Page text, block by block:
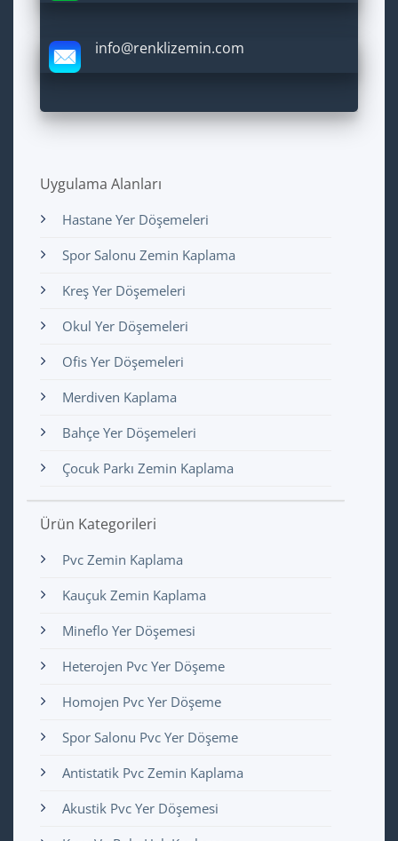
info@renklizemin.com
Uygulama Alanları
Hastane Yer Döşemeleri
Spor Salonu Zemin Kaplama
Kreş Yer Döşemeleri
Okul Yer Döşemeleri
Ofis Yer Döşemeleri
Merdiven Kaplama
Bahçe Yer Döşemeleri
Çocuk Parkı Zemin Kaplama
Ürün Kategorileri
Pvc Zemin Kaplama
Kauçuk Zemin Kaplama
Mineflo Yer Döşemesi
Heterojen Pvc Yer Döşeme
Homojen Pvc Yer Döşeme
Spor Salonu Pvc Yer Döşeme
Antistatik Pvc Zemin Kaplama
Akustik Pvc Yer Döşemesi